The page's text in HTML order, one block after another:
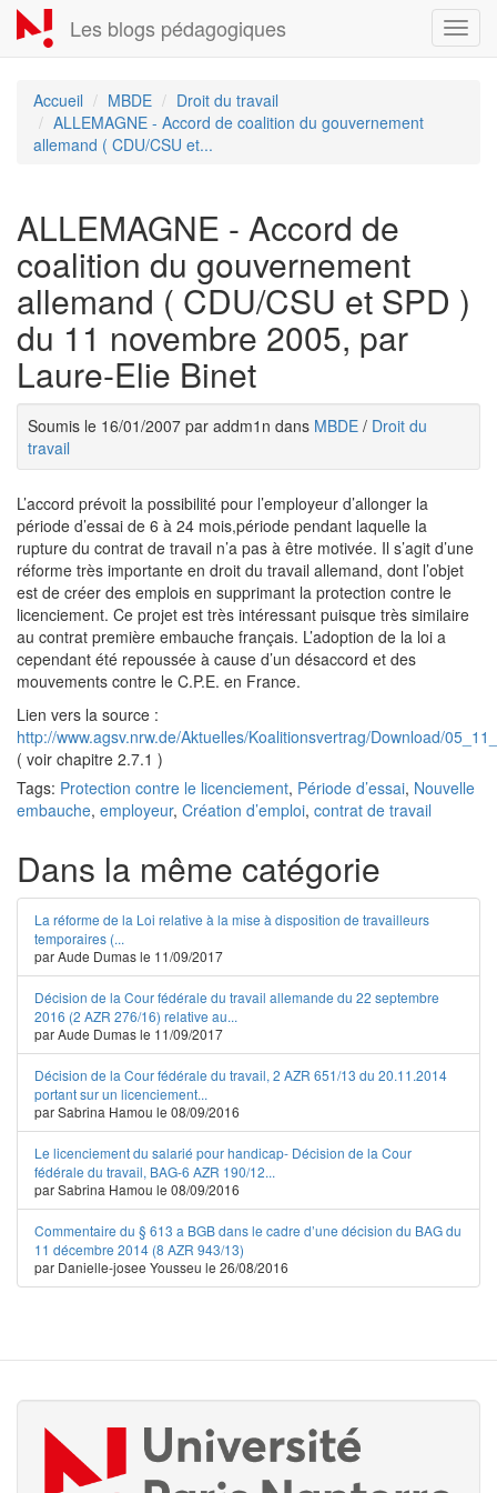
Aller
au
contenu
Les blogs pédagogiques
Accueil MBDE
Droit du travail
ALLEMAGNE - Accord de coalition du gouvernement
allemand ( CDU/CSU et...
ALLEMAGNE - Accord de
coalition du gouvernement
allemand ( CDU/CSU et SPD )
du 11 novembre 2005, par
Laure-Elie Binet
Soumis le 16/01/2007 par addm1n dans MBDE / Droit du
travail
L’accord prévoit la possibilité pour l’employeur d’allonger la
période d’essai de 6 à 24 mois,période pendant laquelle la
rupture du contrat de travail n’a pas à être motivée. Il s’agit d’une
réforme très importante en droit du travail allemand, dont l’objet
est de créer des emplois en supprimant la protection contre le
licenciement. Ce projet est très intéressant puisque très similaire
au contrat première embauche français. L’adoption de la loi a
cependant été repoussée à cause d’un désaccord et des
mouvements contre le C.P.E. en France.
Lien vers la source :
http://www.agsv.nrw.de/Aktuelles/Koalitionsvertrag/Download/
( voir chapitre 2.7.1 )
Tags: Protection contre le licenciement, Période d’essai, Nouvelle
embauche, employeur, Création d’emploi, contrat de travail
Dans la même catégorie
La réforme de la Loi relative à la mise à disposition de travailleurs
temporaires (...
par Aude Dumas le 11/09/2017
Décision de la Cour fédérale du travail allemande du 22 septembre
2016 (2 AZR 276/16) relative au...
par Aude Dumas le 11/09/2017
Décision de la Cour fédérale du travail, 2 AZR 651/13 du 20.11.2014
portant sur un licenciement...
par Sabrina Hamou le 08/09/2016
Le licenciement du salarié pour handicap- Décision de la Cour
fédérale du travail, BAG-6 AZR 190/12...
par Sabrina Hamou le 08/09/2016
Commentaire du § 613 a BGB dans le cadre d’une décision du BAG du
11 décembre 2014 (8 AZR 943/13)
par Danielle-josee Yousseu le 26/08/2016